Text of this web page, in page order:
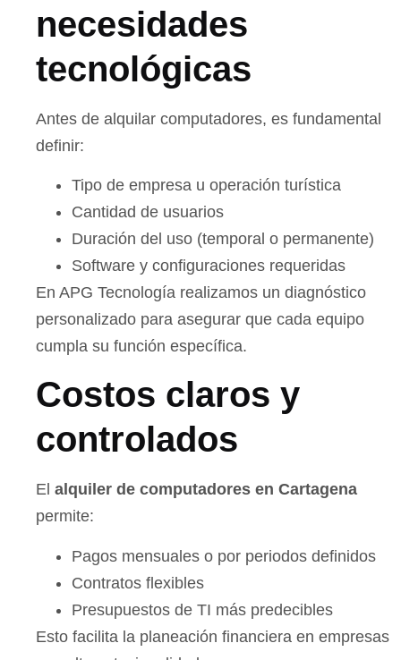
necesidades
tecnológicas
Antes de alquilar computadores, es fundamental
definir:
Tipo de empresa u operación turística
Cantidad de usuarios
Duración del uso (temporal o permanente)
Software y configuraciones requeridas
En APG Tecnología realizamos un diagnóstico
personalizado para asegurar que cada equipo
cumpla su función específica.
Costos claros y
controlados
El alquiler de computadores en Cartagena
permite:
Pagos mensuales o por periodos definidos
Contratos flexibles
Presupuestos de TI más predecibles
Esto facilita la planeación financiera en empresas